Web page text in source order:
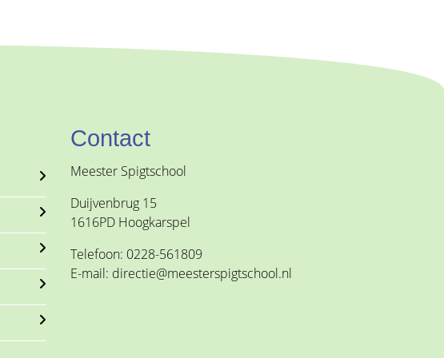
Contact
Meester Spigtschool
Duijvenbrug 15
1616PD Hoogkarspel
Telefoon: 0228-561809
E-mail: directie@meesterspigtschool.nl